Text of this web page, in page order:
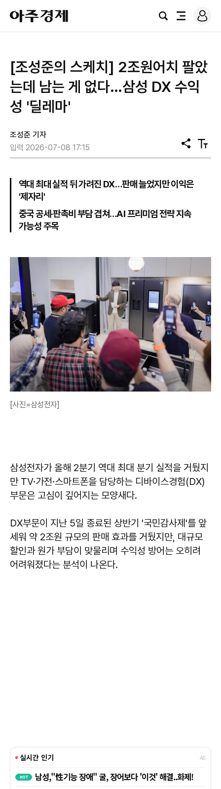
아
주
경
검
전
로
그
[조성준의 스케치] 2조원어치 팔았
는데 남는 게 없다…삼성 DX 수익
성 '딜레마'
조성준 기자
입력 2026-07-08 17:15
공
유
텍
스
역대 최대 실적 뒤 가려진 DX…판매 늘었지만 이익은
'제자리'
중국 공세·판촉비 부담 겹쳐…AI 프리미엄 전략 지속
가능성 주목
[사진=삼성전자]
삼성전자가 올해 2분기 역대 최대 분기 실적을 거뒀지
만 TV·가전·스마트폰을 담당하는 디바이스경험(DX)
부문은 고심이 깊어지는 모양새다.
DX부문이 지난 5일 종료된 상반기 '국민감사제'를 앞
세워 약 2조원 규모의 판매 효과를 거뒀지만, 대규모
할인과 원가 부담이 맞물리며 수익성 방어는 오히려
어려워졌다는 분석이 나온다.